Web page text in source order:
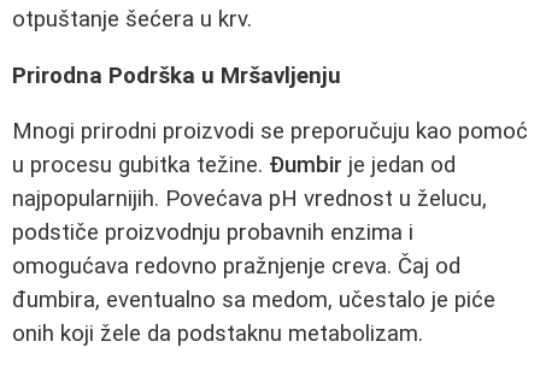
otpuštanje šećera u krv.
Prirodna Podrška u Mršavljenju
Mnogi prirodni proizvodi se preporučuju kao pomoć
u procesu gubitka težine. Đumbir je jedan od
najpopularnijih. Povećava pH vrednost u želucu,
podstiče proizvodnju probavnih enzima i
omogućava redovno pražnjenje creva. Čaj od
đumbira, eventualno sa medom, učestalo je piće
onih koji žele da podstaknu metabolizam.